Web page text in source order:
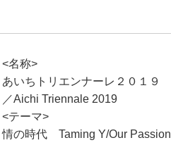
<名称>
あいちトリエンナーレ２０１９
／Aichi Triennale 2019
<テーマ>
情の時代 Taming Y/Our Passion